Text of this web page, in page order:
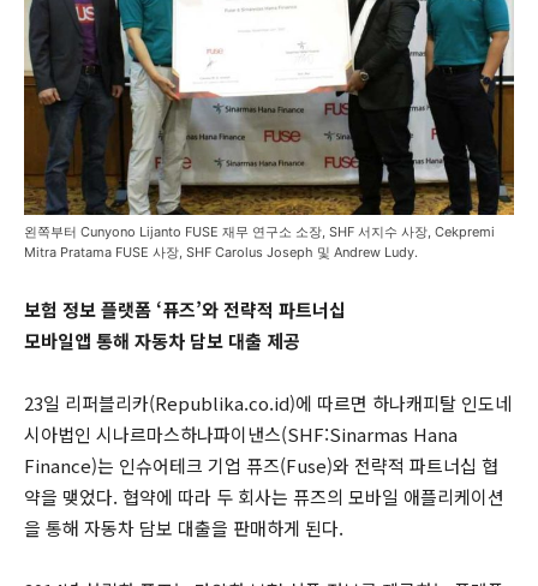
왼쪽부터 Cunyono Lijanto FUSE 재무 연구소 소장, SHF 서지수 사장, Cekpremi
Mitra Pratama FUSE 사장, SHF Carolus Joseph 및 Andrew Ludy.
보험 정보 플랫폼 ‘퓨즈’와 전략적 파트너십
모바일앱 통해 자동차 담보 대출 제공
23일 리퍼블리카(Republika.co.id)에 따르면 하나캐피탈 인도네
시아법인 시나르마스하나파이낸스(SHF:Sinarmas Hana
Finance)는 인슈어테크 기업 퓨즈(Fuse)와 전략적 파트너십 협
약을 맺었다. 협약에 따라 두 회사는 퓨즈의 모바일 애플리케이션
을 통해 자동차 담보 대출을 판매하게 된다.